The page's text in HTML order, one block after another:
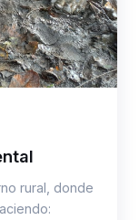
rural, donde